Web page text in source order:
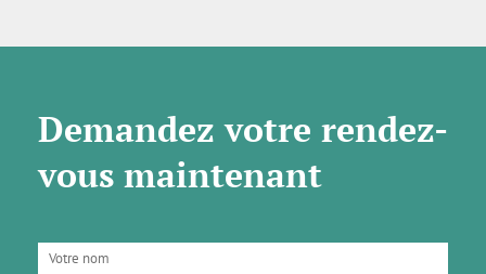
Demandez votre rendez-
vous maintenant